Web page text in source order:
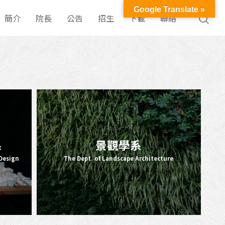
簡介 院長 公告 招生 下載 聯絡
景觀學系
The Dept. of Landscape Architecture
Google Translate »